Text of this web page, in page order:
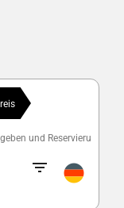
und Reservierung